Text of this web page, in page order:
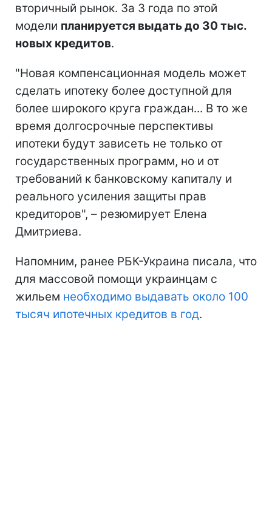
вторичный рынок. За 3 года по этой
модели планируется выдать до 30 тыс.
новых кредитов.
"Новая компенсационная модель может
сделать ипотеку более доступной для
более широкого круга граждан... В то же
время долгосрочные перспективы
ипотеки будут зависеть не только от
государственных программ, но и от
требований к банковскому капиталу и
реального усиления защиты прав
кредиторов", – резюмирует Елена
Дмитриева.
Напомним, ранее РБК-Украина писала, что
для массовой помощи украинцам с
жильем необходимо выдавать около 100
тысяч ипотечных кредитов в год.